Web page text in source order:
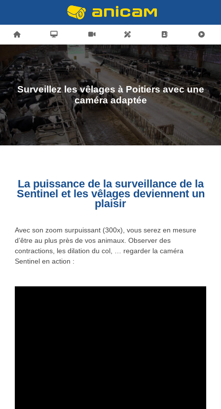
Surveillez les vêlages à Poitiers avec une
caméra adaptée
La puissance de la surveillance de la
Sentinel et les vêlages deviennent un
plaisir
Avec son zoom surpuissant (300x), vous serez en mesure
d’être au plus près de vos animaux. Observer des
contractions, les dilation du col, … regarder la caméra
Sentinel en action :